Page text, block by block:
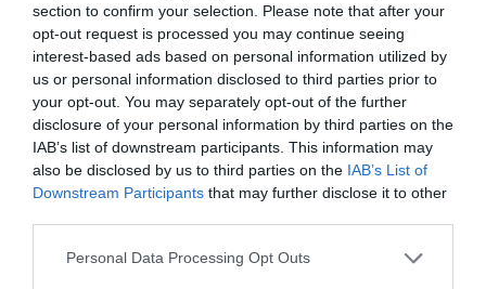
section to confirm your selection. Please note that after your
opt-out request is processed you may continue seeing
interest-based ads based on personal information utilized by
us or personal information disclosed to third parties prior to
your opt-out. You may separately opt-out of the further
disclosure of your personal information by third parties on the
IAB’s list of downstream participants. This information may
also be disclosed by us to third parties on the IAB’s List of
Downstream Participants that may further disclose it to other
Personal Data Processing Opt Outs
avokado i god tid då affären ibland bara har hårda
omogna avokados. Den ska vara mjuk när du
klämmer på den. Avokadon mognar om den får
ligga framme ett tag speciellt i solljus. Det mognar
också snabbare tillsammans med äpplen. Man kan
blanda ut avokadon med lite matyoghurt eller